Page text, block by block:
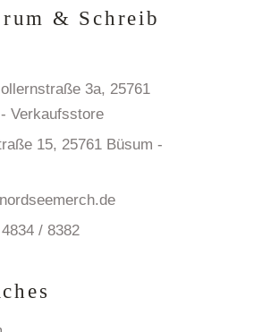
& Schreib
3a, 25761
Verkaufsstore
15, 25761 Büsum -
/ 8382